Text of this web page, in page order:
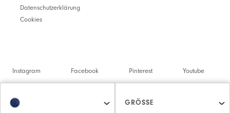
GRÖSSE
Datenschutzerklärung
Cookies
Instagram Facebook Pinterest Youtube